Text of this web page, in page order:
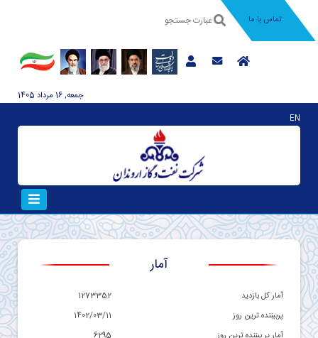
تماس با ما
جمعه, 16 مرداد 1405
EN
آمار
آمار کل بازدید
1273352
پربیننده ترین روز
1402/03/11